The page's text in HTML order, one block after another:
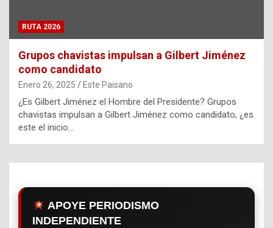
RUTA 2026
Grupos chavistas impulsan a Gilbert Jiménez
como candidato
Enero 26, 2025 Este Paisano
¿Es Gilbert Jiménez el Hombre del Presidente? Grupos
chavistas impulsan a Gilbert Jiménez como candidato, ¿es
este el inicio…
APOYE PERIODISMO
INDEPENDIENTE